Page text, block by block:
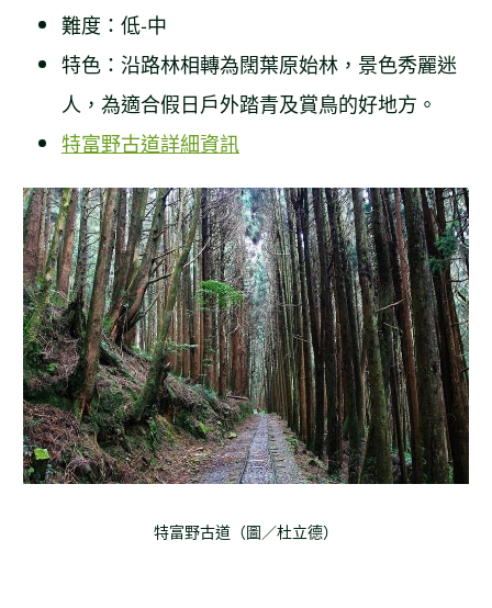
難度：低-中
特色：沿路林相轉為闊葉原始林，景色秀麗迷
人，為適合假日戶外踏青及賞鳥的好地方。
特富野古道詳細資訊
特富野古道（圖／杜立德）